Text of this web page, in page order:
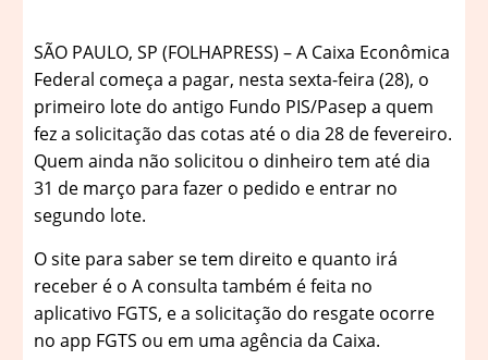
SÃO PAULO, SP (FOLHAPRESS) – A Caixa Econômica
Federal começa a pagar, nesta sexta-feira (28), o
primeiro lote do antigo Fundo PIS/Pasep a quem
fez a solicitação das cotas até o dia 28 de fevereiro.
Quem ainda não solicitou o dinheiro tem até dia
31 de março para fazer o pedido e entrar no
segundo lote.
O site para saber se tem direito e quanto irá
receber é o A consulta também é feita no
aplicativo FGTS, e a solicitação do resgate ocorre
no app FGTS ou em uma agência da Caixa.